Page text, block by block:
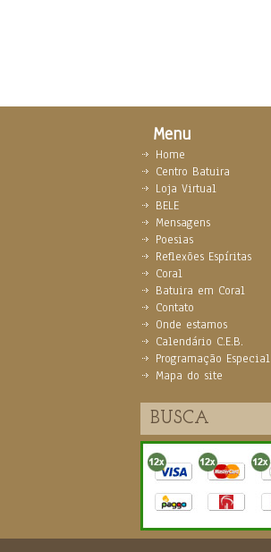
Menu
Home
Centro Batuira
Loja Virtual
BELE
Mensagens
Poesias
Reflexões Espíritas
Coral
Batuira em Coral
Contato
Onde estamos
Calendário C.E.B.
Programação Especial
Mapa do site